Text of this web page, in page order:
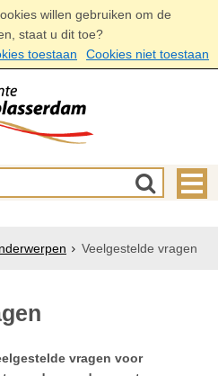
willen gebruiken om de
staat u dit toe?
toestaan
Cookies niet toestaan
Veelgestelde vragen
vragen voor